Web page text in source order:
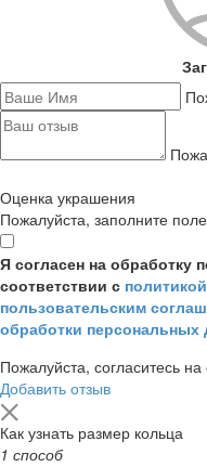
Оценка украшения
Пожалуйста, заполните
Я согласен на обработку
соответствии с
пользовательским
обработки персональных
Пожалуйста, согласитесь
Добавить отзыв
Как узнать размер кольца
1 способ